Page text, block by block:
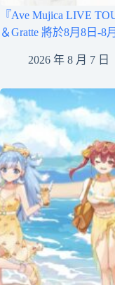
『Ave Mujica LIVE
＆Gratte 將於8月8日-8
2026 年 8 月 7 日